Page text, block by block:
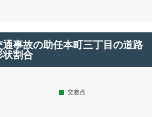
通事故の助任本町三丁目の道路
状割合